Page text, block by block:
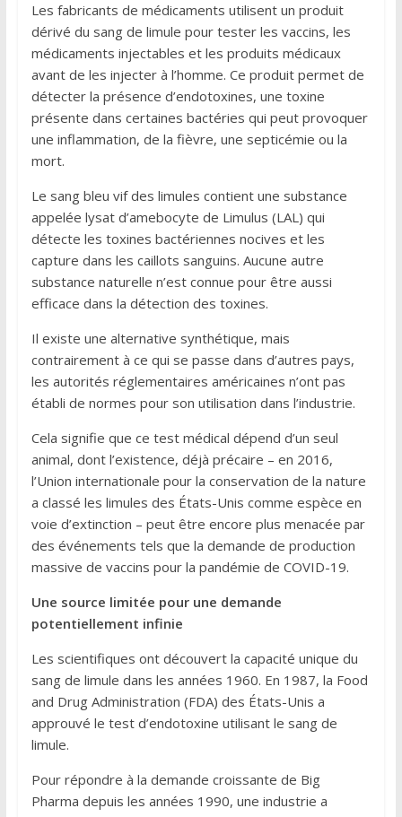
Les fabricants de médicaments utilisent un produit
dérivé du sang de limule pour tester les vaccins, les
médicaments injectables et les produits médicaux
avant de les injecter à l’homme. Ce produit permet de
détecter la présence d’endotoxines, une toxine
présente dans certaines bactéries qui peut provoquer
une inflammation, de la fièvre, une septicémie ou la
mort.
Le sang bleu vif des limules contient une substance
appelée lysat d’amebocyte de Limulus (LAL) qui
détecte les toxines bactériennes nocives et les
capture dans les caillots sanguins. Aucune autre
substance naturelle n’est connue pour être aussi
efficace dans la détection des toxines.
Il existe une alternative synthétique, mais
contrairement à ce qui se passe dans d’autres pays,
les autorités réglementaires américaines n’ont pas
établi de normes pour son utilisation dans l’industrie.
Cela signifie que ce test médical dépend d’un seul
animal, dont l’existence, déjà précaire – en 2016,
l’Union internationale pour la conservation de la nature
a classé les limules des États-Unis comme espèce en
voie d’extinction – peut être encore plus menacée par
des événements tels que la demande de production
massive de vaccins pour la pandémie de COVID-19.
Une source limitée pour une demande
potentiellement infinie
Les scientifiques ont découvert la capacité unique du
sang de limule dans les années 1960. En 1987, la Food
and Drug Administration (FDA) des États-Unis a
approuvé le test d’endotoxine utilisant le sang de
limule.
Pour répondre à la demande croissante de Big
Pharma depuis les années 1990, une industrie a